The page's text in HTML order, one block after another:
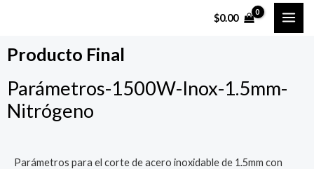
contenido
$0.00
Producto Final
Parámetros-1500W-Inox-1.5mm-
Nitrógeno
Parámetros para el corte de acero inoxidable de 1.5mm con